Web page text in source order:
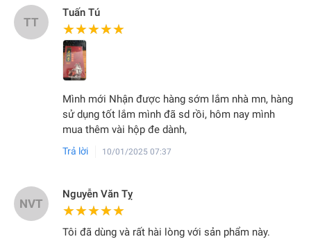
TT
Tuấn Tú
★★★★★
★★★★★
Mình mới Nhận được hàng sớm lắm nhà mn, hàng
sử dụng tốt lắm mình đã sd rồi, hôm nay mình
mua thêm vài hộp đe dành,
Trả lời 10/01/2025 07:37
NVT
Nguyễn Văn Tỵ
★★★★★
★★★★★
Tôi đã dùng và rất hài lòng với sản phẩm này.